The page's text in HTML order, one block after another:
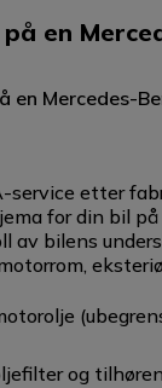
en
en Mercedes-
service etter
for din bil
av bilens
og